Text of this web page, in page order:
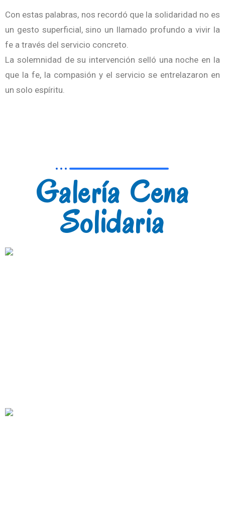
Con estas palabras, nos recordó que la solidaridad no es
un gesto superficial, sino un llamado profundo a vivir la
fe a través del servicio concreto.
La solemnidad de su intervención selló una noche en la
que la fe, la compasión y el servicio se entrelazaron en
un solo espíritu.
Galería Cena
Solidaria